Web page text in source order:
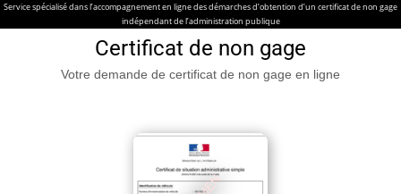
Service spécialisé dans l’accompagnement en ligne des démarches d’obtention d’un certificat de non gage
indépendant de l’administration publique
Certificat de non gage
Votre demande de certificat de non gage en ligne